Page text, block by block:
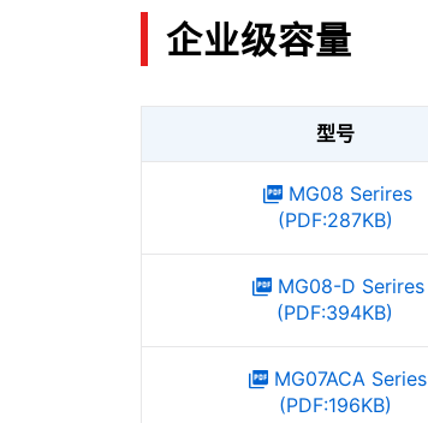
企业级容量
型号
MG08 Serires
(PDF:287KB)
MG08-D Serires
(PDF:394KB)
MG07ACA Series
(PDF:196KB)